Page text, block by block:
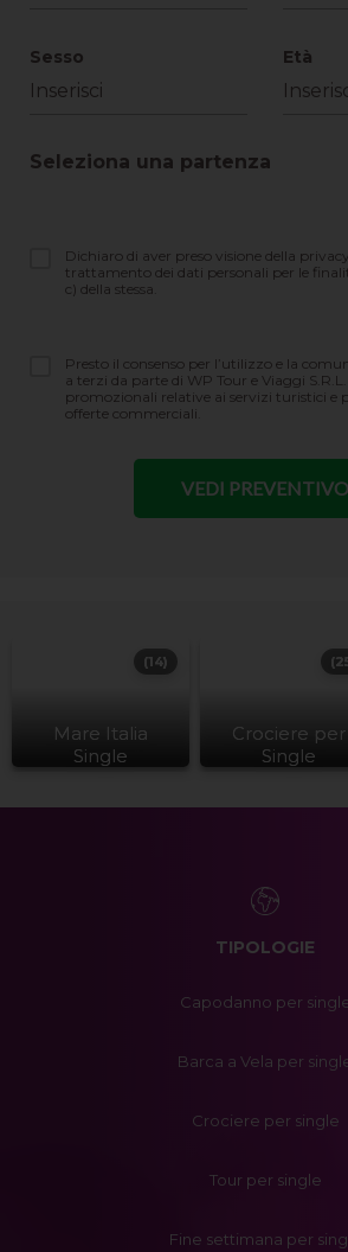
Sesso Età
Seleziona una partenza
Dichiaro di aver preso visione della
trattamento dei dati personali per le
c) della stessa.
Presto il consenso per l’utilizzo e la
a terzi da parte di WP Tour e Viaggi
promozionali relative ai servizi turistici e
offerte commerciali.
Mare Italia
Single
(14)
Crociere per
Single
TIPOLOGIE
Capodanno per
Barca a Vela per
Crociere per single
Tour per single
Fine settimana per